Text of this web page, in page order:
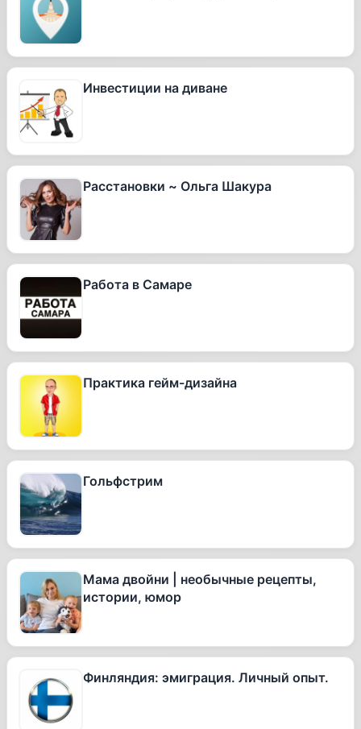
Инвестиции на диване
Расстановки ~ Ольга Шакура
Работа в Самаре
Практика гейм-дизайна
Гольфстрим
Мама двойни | необычные рецепты,
истории, юмор
Финляндия: эмиграция. Личный опыт.